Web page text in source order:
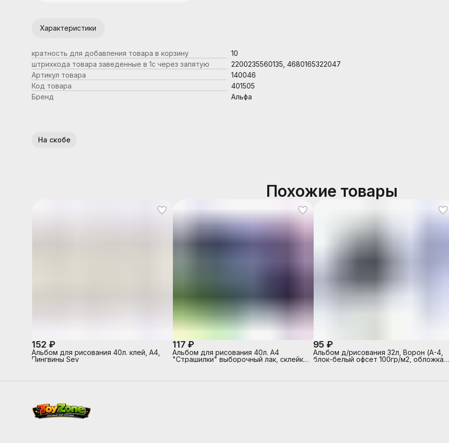
Характеристики
кратность для добавления товара в корзину
10
штрихкода товара заведенные в 1с через запятую
2200235560135, 4680165322047
Артикул товара
140046
Код товара
401505
Бренд
Альфа
На скобе
Похожие товары
152 ₽
Альбом для рисования 40л. клей, А4,
Пингвины Sev
117 ₽
Альбом для рисования 40л. А4
"Страшилки" выборочный лак, склейка
95 ₽
Альбом д/рисования 32л, Ворон (А-4,
блок-белый офсет 100гр/м2, обложка -